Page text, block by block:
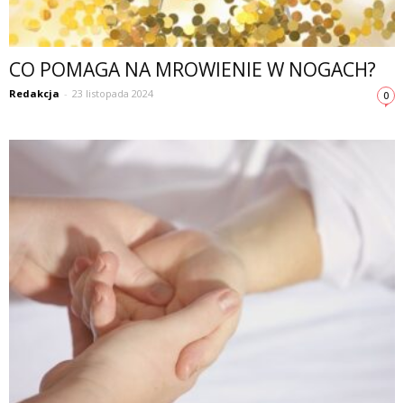
CO POMAGA NA MROWIENIE W NOGACH?
Redakcja - 23 listopada 2024 0